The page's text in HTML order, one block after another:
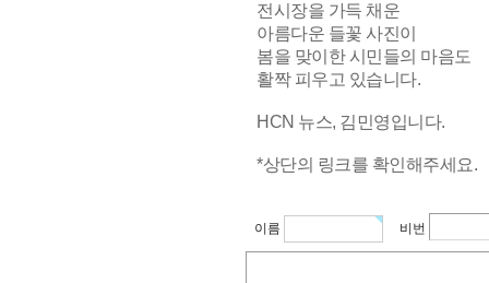
전시장을 가득 채운
아름다운 들꽃 사진이
봄을 맞이한 시민들의 마음도
활짝 피우고 있습니다.
HCN 뉴스, 김민영입니다.
*상단의 링크를 확인해주세요.
이름 비번